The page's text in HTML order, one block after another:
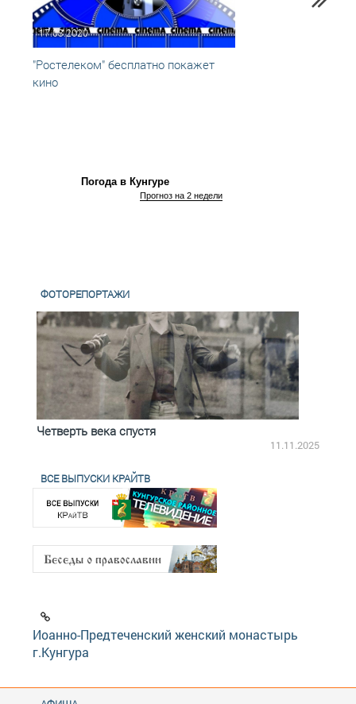
17.03.2020
"Ростелеком" бесплатно покажет
кино
Погода в Кунгуре
Прогноз на 2 недели
ФОТОРЕПОРТАЖИ
Четверть века спустя
11.11.2025
ВСЕ ВЫПУСКИ КРАЙТВ
Иоанно-Предтеченский женский монастырь
г.Кунгура